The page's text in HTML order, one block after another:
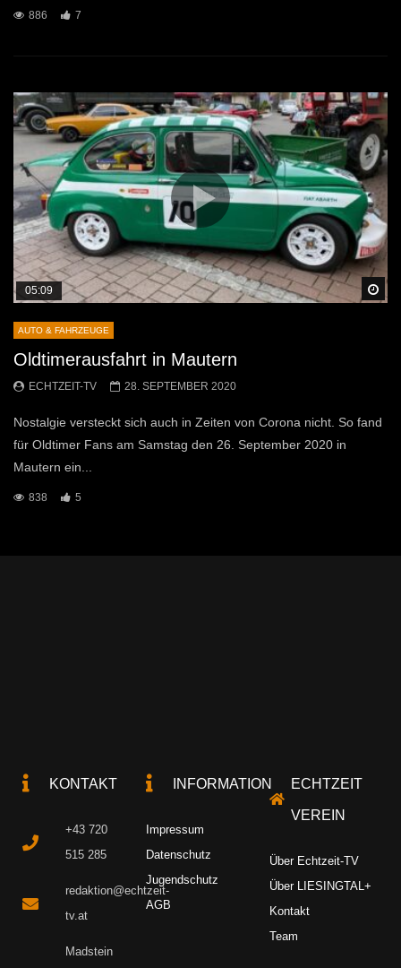
886 7
05:09
AUTO & FAHRZEUGE
Oldtimerausfahrt in Mautern
ECHTZEIT-TV 28. SEPTEMBER 2020
Nostalgie versteckt sich auch in Zeiten von Corona nicht. So fand
für Oldtimer Fans am Samstag den 26. September 2020 in
Mautern ein...
838 5
KONTAKT
+43 720
515 285
redaktion@echtzeit-
tv.at
Madstein
INFORMATION
Impressum
Datenschutz
Jugendschutz
AGB
ECHTZEIT
VEREIN
Über Echtzeit-TV
Über LIESINGTAL+
Kontakt
Team